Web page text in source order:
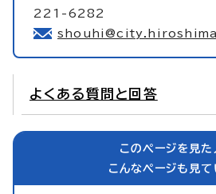
221-6282
よくある質問と回答
このページを見た
こんなページも見て